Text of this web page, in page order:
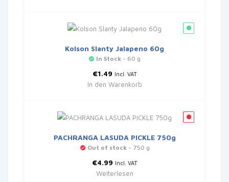
Kolson Slanty Jalapeno 60g
In Stock - 60 g
€1.49 Incl. VAT
In den Warenkorb
PACHRANGA LASUDA PICKLE 750g
Out of stock- 750 g
€4.99 Incl. VAT
Weiterlesen